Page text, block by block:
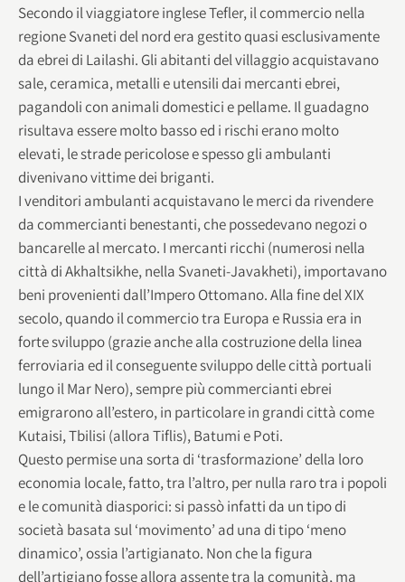
Secondo il viaggiatore inglese Tefler, il commercio nella
regione Svaneti del nord era gestito quasi esclusivamente
da ebrei di Lailashi. Gli abitanti del villaggio acquistavano
sale, ceramica, metalli e utensili dai mercanti ebrei,
pagandoli con animali domestici e pellame. Il guadagno
risultava essere molto basso ed i rischi erano molto
elevati, le strade pericolose e spesso gli ambulanti
divenivano vittime dei briganti.
I venditori ambulanti acquistavano le merci da rivendere
da commercianti benestanti, che possedevano negozi o
bancarelle al mercato. I mercanti ricchi (numerosi nella
città di Akhaltsikhe, nella Svaneti-Javakheti), importavano
beni provenienti dall’Impero Ottomano. Alla fine del XIX
secolo, quando il commercio tra Europa e Russia era in
forte sviluppo (grazie anche alla costruzione della linea
ferroviaria ed il conseguente sviluppo delle città portuali
lungo il Mar Nero), sempre più commercianti ebrei
emigrarono all’estero, in particolare in grandi città come
Kutaisi, Tbilisi (allora Tiflis), Batumi e Poti.
Questo permise una sorta di ‘trasformazione’ della loro
economia locale, fatto, tra l’altro, per nulla raro tra i popoli
e le comunità diasporici: si passò infatti da un tipo di
società basata sul ‘movimento’ ad una di tipo ‘meno
dinamico’, ossia l’artigianato. Non che la figura
dell’artigiano fosse allora assente tra la comunità, ma